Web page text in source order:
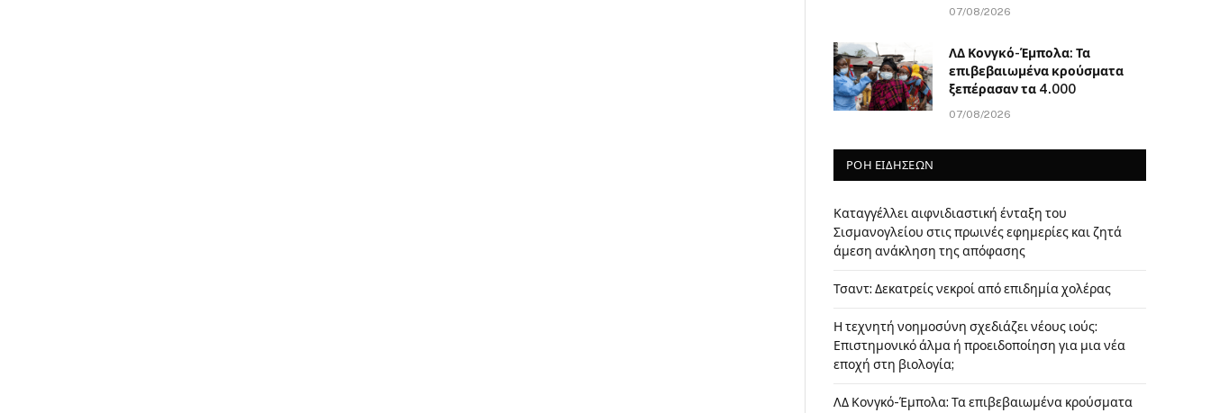
07/08/2026
ΛΔ Κονγκό-Έμπολα: Τα
επιβεβαιωμένα κρούσματα
ξεπέρασαν τα 4.000
07/08/2026
ΡΟΗ ΕΙΔΗΣΕΩΝ
Καταγγέλλει αιφνιδιαστική ένταξη του
Σισμανογλείου στις πρωινές εφημερίες και ζητά
άμεση ανάκληση της απόφασης
Τσαντ: Δεκατρείς νεκροί από επιδημία χολέρας
Η τεχνητή νοημοσύνη σχεδιάζει νέους ιούς:
Επιστημονικό άλμα ή προειδοποίηση για μια νέα
εποχή στη βιολογία;
ΛΔ Κονγκό-Έμπολα: Τα επιβεβαιωμένα κρούσματα